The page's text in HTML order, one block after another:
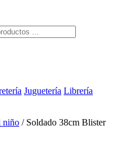
Juguetería Librería
niño / Soldado 38cm Blister